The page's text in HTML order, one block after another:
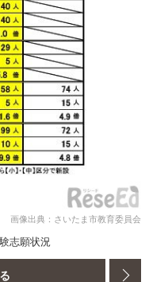
画像出典：さいたま市教育委員会
志願状況